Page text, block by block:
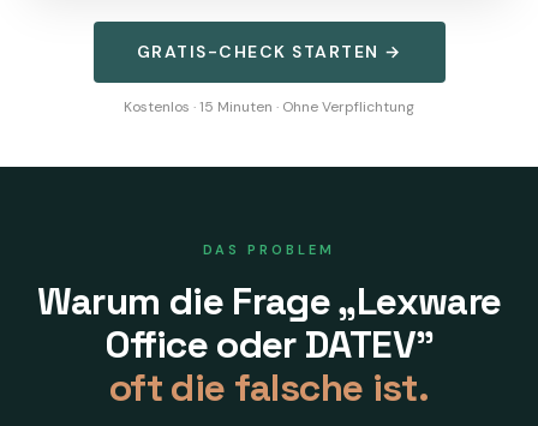
GRATIS-CHECK STARTEN →
Kostenlos · 15 Minuten · Ohne Verpflichtung
DAS PROBLEM
Warum die Frage „Lexware
Office oder DATEV"
oft die falsche ist.